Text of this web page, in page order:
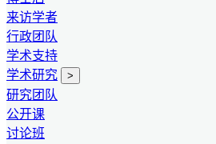
来访学者
行政团队
学术支持
学术研究
>
研究团队
公开课
讨论班